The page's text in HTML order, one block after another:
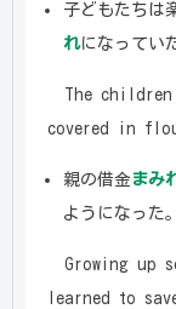
子どもたちは
れになってい
The children
covered in
親の借金まみ
ようになった。
Growing up
learned to